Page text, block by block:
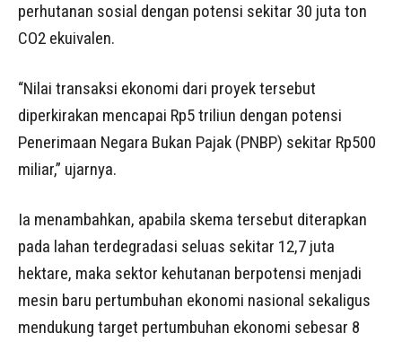
perhutanan sosial dengan potensi sekitar 30 juta ton
CO2 ekuivalen.
“Nilai transaksi ekonomi dari proyek tersebut
diperkirakan mencapai Rp5 triliun dengan potensi
Penerimaan Negara Bukan Pajak (PNBP) sekitar Rp500
miliar,” ujarnya.
Ia menambahkan, apabila skema tersebut diterapkan
pada lahan terdegradasi seluas sekitar 12,7 juta
hektare, maka sektor kehutanan berpotensi menjadi
mesin baru pertumbuhan ekonomi nasional sekaligus
mendukung target pertumbuhan ekonomi sebesar 8